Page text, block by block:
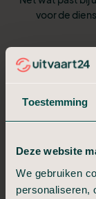
Toestemming
Deze website
We gebruiken
personaliseren,
voor de
Crematie in
€
Vanaf